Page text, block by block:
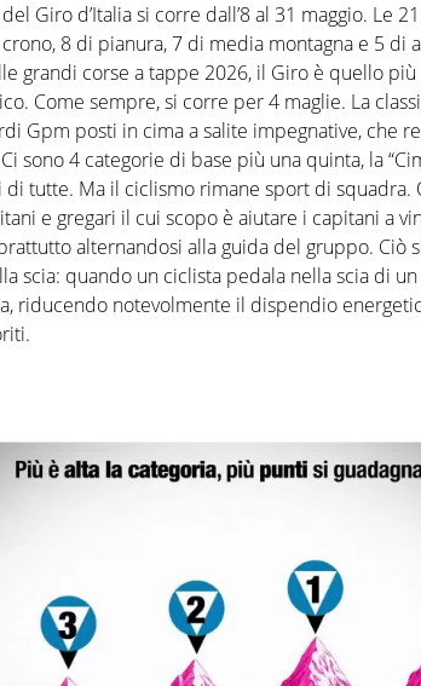
Giro d’Italia si corre dall’8 al 31 maggio. Le
8 di pianura, 7 di media montagna e 5 di
grandi corse a tappe 2026, il Giro è quello
Come sempre, si corre per 4 maglie. La
Gpm posti in cima a salite impegnative, che
sono 4 categorie di base più una quinta, la
di tutte. Ma il ciclismo rimane sport di squadra.
e gregari il cui scopo è aiutare i capitani a
alternandosi alla guida del gruppo. Ciò
scia: quando un ciclista pedala nella scia di
riducendo notevolmente il dispendio